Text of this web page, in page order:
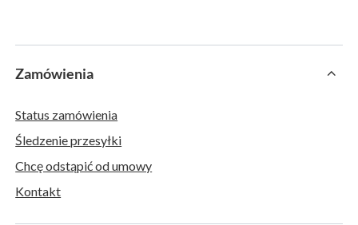
Zamówienia
Status zamówienia
Śledzenie przesyłki
Chcę odstąpić od umowy
Kontakt